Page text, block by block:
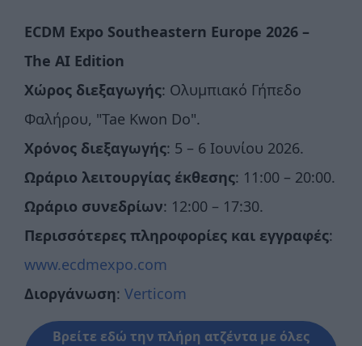
ECDM Expo Southeastern Europe 2026 –
The AI Edition
Χώρος διεξαγωγής: Ολυμπιακό Γήπεδο
Φαλήρου, "Tae Kwon Do".
Χρόνος διεξαγωγής: 5 – 6 Ιουνίου 2026.
Ωράριο λειτουργίας έκθεσης: 11:00 – 20:00.
Ωράριο συνεδρίων: 12:00 – 17:30.
Περισσότερες πληροφορίες και εγγραφές:
www.ecdmexpo.com
Διοργάνωση: Verticom
Βρείτε εδώ την πλήρη ατζέντα με όλες